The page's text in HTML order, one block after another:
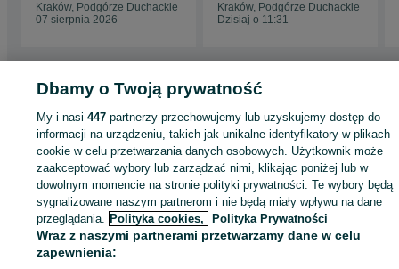
Kraków, Podgórze Duchackie
07 sierpnia 2026
Kraków, Podgórze Duchackie
Dzisiaj o 11:31
Strona główna Elektronika Sprzęt audio
Małopolskie
Wzmacniacze - Kraków Wzmacniacze - Podgórze Duchackie
KATEGORIA
1049222923 Wyświetlenia:
Zadzwoń / SMS
Dbamy o Twoją prywatność
My i nasi447 partnerzy przechowujemy lub uzyskujemy dostęp do
informacji na urządzeniu, takich jak unikalne identyfikatory w plikach
cookie w celu przetwarzania danych osobowych. Użytkownik może
zaakceptować wybory lub zarządzać nimi, klikając poniżej lub w
dowolnym momencie na stronie polityki prywatności. Te wybory będą
sygnalizowane naszym partnerom i nie będą miały wpływu na dane
przeglądania. Polityka cookies, Polityka Prywatności
Wraz z naszymi partnerami przetwarzamy dane w celu
zapewnienia: